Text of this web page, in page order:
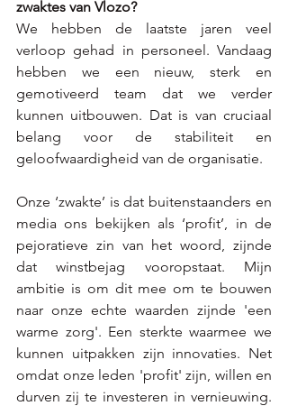
zwaktes van Vlozo?
We hebben de laatste jaren veel
verloop gehad in personeel. Vandaag
hebben we een nieuw, sterk en
gemotiveerd team dat we verder
kunnen uitbouwen. Dat is van cruciaal
belang voor de stabiliteit en
geloofwaardigheid van de organisatie.
Onze ‘zwakte’ is dat buitenstaanders en
media ons bekijken als ‘profit’, in de
pejoratieve zin van het woord, zijnde
dat winstbejag vooropstaat. Mijn
ambitie is om dit mee om te bouwen
naar onze echte waarden zijnde 'een
warme zorg'. Een sterkte waarmee we
kunnen uitpakken zijn innovaties. Net
omdat onze leden 'profit' zijn, willen en
durven zij te investeren in vernieuwing.